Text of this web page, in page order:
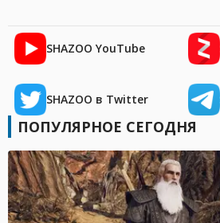
SHAZOO YouTube
SHAZOO в Twitter
ПОПУЛЯРНОЕ СЕГОДНЯ